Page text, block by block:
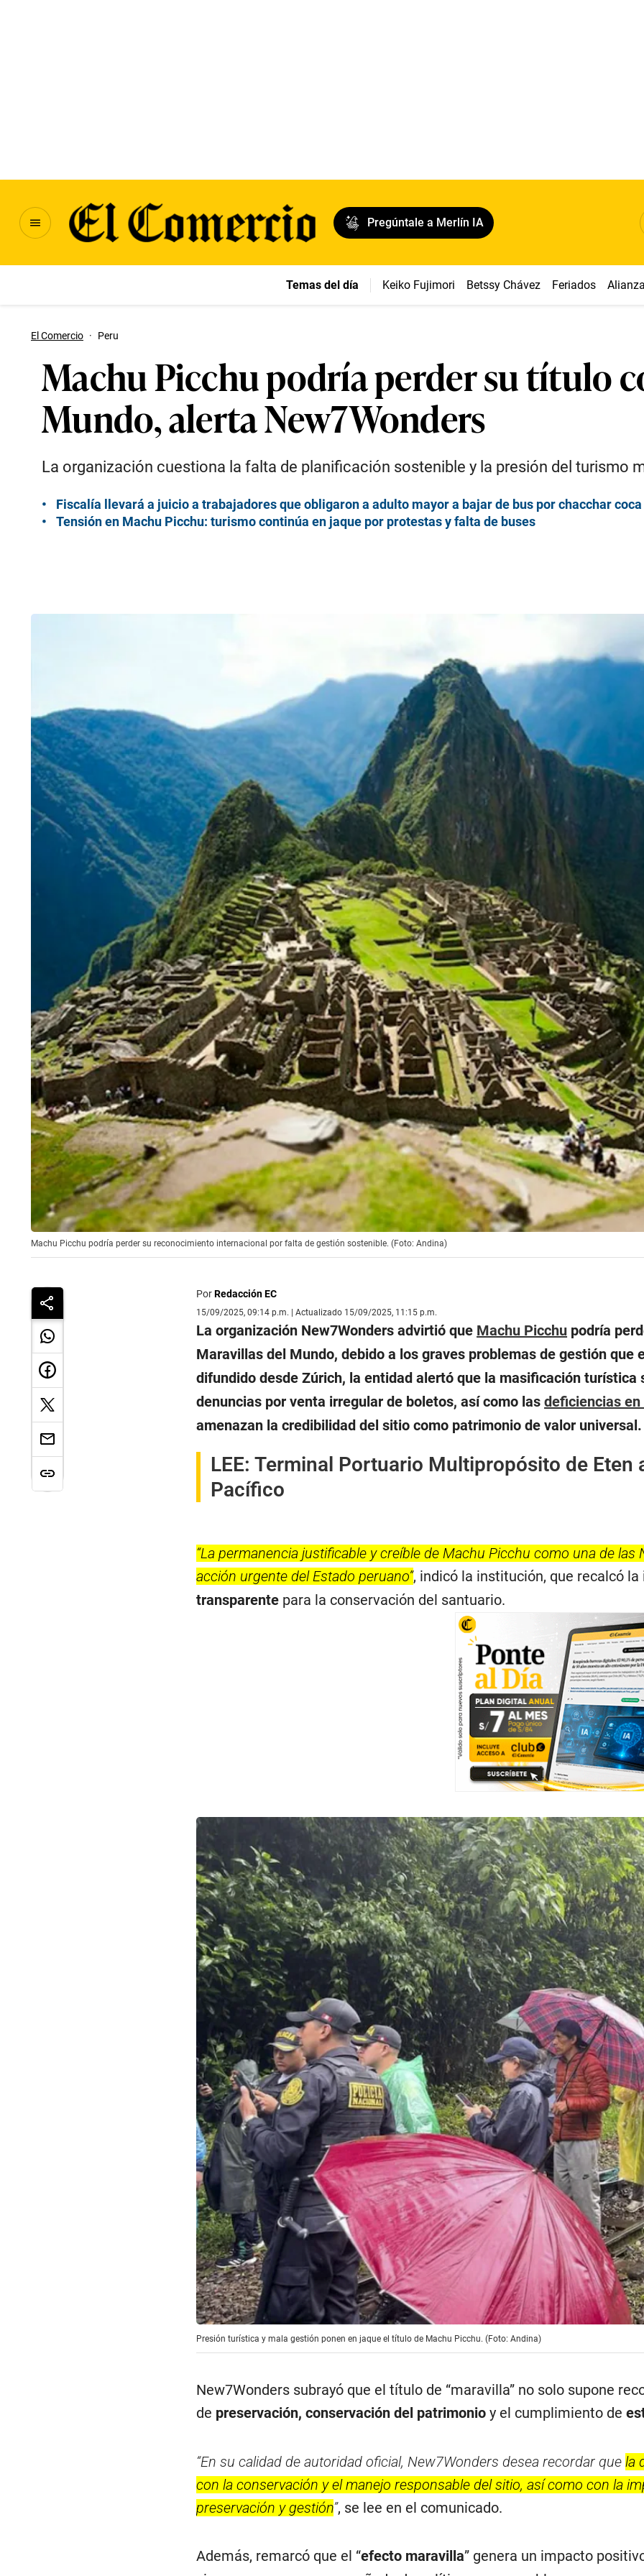
Pregúntale a Merlín IA
Temas del día Keiko Fujimori Betssy Chávez Feriados
El Comercio · Peru
Machu Picchu podría perder su título
Mundo, alerta New7Wonders
La organización cuestiona la falta de planificación sostenible y la presión del turismo
Fiscalía llevará a juicio a trabajadores que obligaron a adulto mayor a bajar de bus por chacchar coca
Tensión en Machu Picchu: turismo continúa en jaque por protestas y falta de buses
Machu Picchu podría perder su reconocimiento internacional por falta de gestión sostenible. (Foto: Andina)
PorRedacción EC
15/09/2025, 09:14 p.m. | Actualizado 15/09/2025, 11:15 p.m.
La organización New7Wonders advirtió que Machu Picchu podría
Maravillas del Mundo, debido a los graves problemas de gestión
difundido desde Zúrich, la entidad alertó que la masificación
denuncias por venta irregular de boletos, así como lasdeficiencias
amenazan la credibilidad del sitio como patrimonio de valor universal.
LEE:Terminal Portuario Multipropósito de Eten
Pacífico
“La permanencia justificable y creíble de Machu Picchu como una de
acción urgente del Estado peruano”, indicó la institución, que recalcó
transparente para la conservación del santuario.
Presión turística y mala gestión ponen en jaque el título de Machu Picchu. (Foto: Andina)
New7Wonders subrayó que el título de “maravilla” no solo supone
de preservación, conservación del patrimonio y el cumplimiento de
“En su calidad de autoridad oficial, New7Wonders desea recordar quela
con la conservación y el manejo responsable del sitio, así como con la
preservación y gestión”, se lee en el comunicado.
Además, remarcó que el “efecto maravilla” genera un impacto